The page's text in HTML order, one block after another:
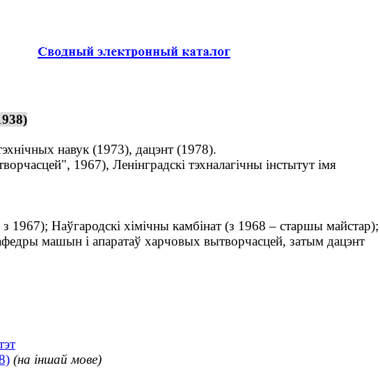
навук (1973), дацэнт (1978).
1967), Ленінградскі тэхналагічны інстытут імя
1967); Наўгародскі хімічны камбінат (з 1968 – старшы майстар);
машын і апаратаў харчовых вытворчасцей, затым дацэнт
(на іншай мове)